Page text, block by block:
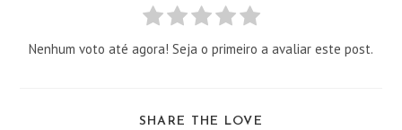
Nenhum voto até agora! Seja o primeiro a avaliar este post.
SHARE THE LOVE